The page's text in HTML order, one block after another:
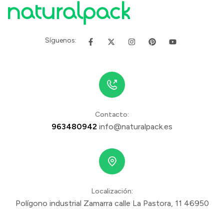
Síguenos:
Contacto:
963480942 info@naturalpack.es
Localización:
Polígono industrial Zamarra calle La Pastora, 11 46950